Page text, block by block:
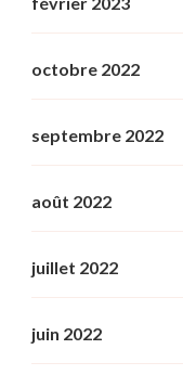
octobre 2022
septembre 2022
août 2022
juillet 2022
juin 2022